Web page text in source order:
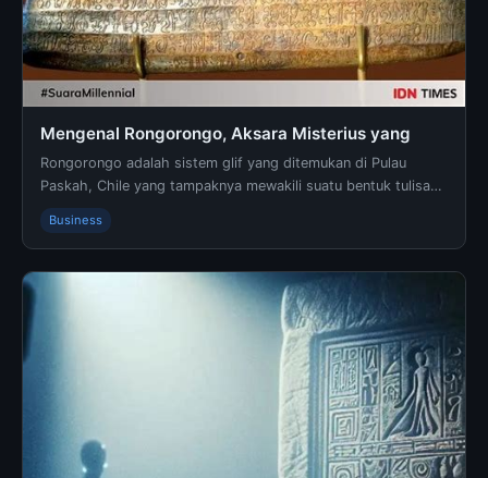
Mengenal Rongorongo, Aksara Misterius yang
Rongorongo adalah sistem glif yang ditemukan di Pulau
Paskah, Chile yang tampaknya mewakili suatu bentuk tulisan
atau proto-tulisan. Glif ini telah ditemukan...
Business